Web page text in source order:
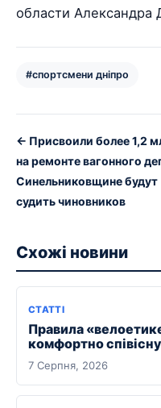
области Александра
#спортсмени дніпро
← Присвоили более 1,2
на ремонте вагонного
Синельниковщине будут
судить чиновников
Схожі новини
СТАТТІ
Правила
комфортно
7 Серпня, 2026